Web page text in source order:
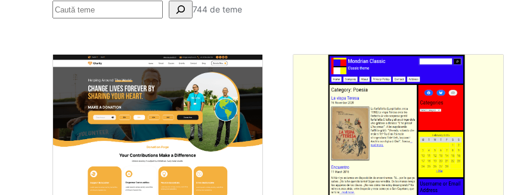
Caută 744 de teme
Editare
șablon